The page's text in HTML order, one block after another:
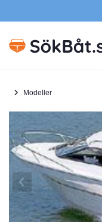
Modeller